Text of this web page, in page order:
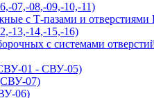
07,-08,-09,-10,-11)
с Т-пазами и
13,-14,-15,-16)
с системами
01 - СВУ-05)
07)
06)